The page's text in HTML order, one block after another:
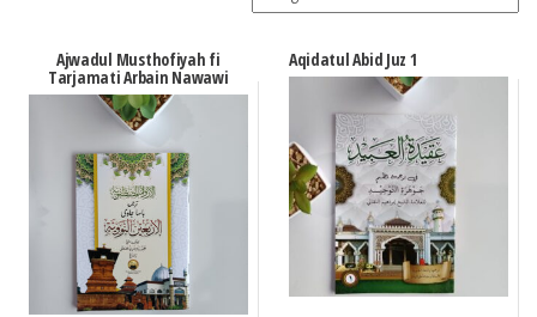
Ajwadul Musthofiyah fi
Tarjamati Arbain Nawawi
Aqidatul Abid Juz 1